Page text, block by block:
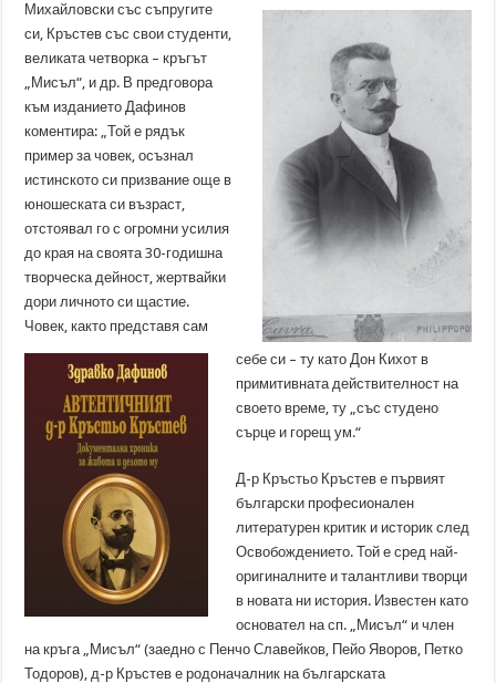
Михайловски със съпругите
си, Кръстев със свои студенти,
великата четворка – кръгът
„Мисъл“, и др. В предговора
към изданието Дафинов
коментира: „Той е рядък
пример за човек, осъзнал
истинското си призвание още в
юношеската си възраст,
отстоявал го с огромни усилия
до края на своята 30-годишна
творческа дейност, жертвайки
дори личното си щастие.
Човек, както представя сам
себе си – ту като Дон Кихот в
примитивната действителност на
своето време, ту „със студено
сърце и горещ ум.“
Д-р Кръстьо Кръстев е първият
български професионален
литературен критик и историк след
Освобождението. Той е сред най-
оригиналните и талантливи творци
в новата ни история. Известен като
основател на сп. „Мисъл“ и член
на кръга „Мисъл“ (заедно с Пенчо Славейков, Пейо Яворов, Петко
Тодоров), д-р Кръстев е родоначалник на българската